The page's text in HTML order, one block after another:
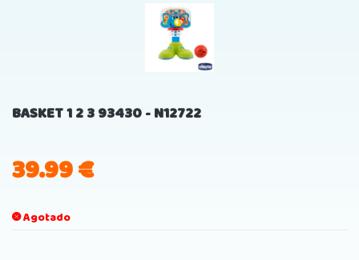
BASKET 1 2 3 93430 - N12722
39.99€
Agotado